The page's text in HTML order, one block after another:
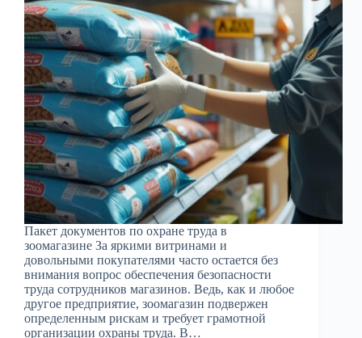
Пакет документов по охране труда в
зоомагазине За яркими витринами и
довольными покупателями часто остается без
внимания вопрос обеспечения безопасности
труда сотрудников магазинов. Ведь, как и любое
другое предприятие, зоомагазин подвержен
определенным рискам и требует грамотной
организации охраны труда. В…